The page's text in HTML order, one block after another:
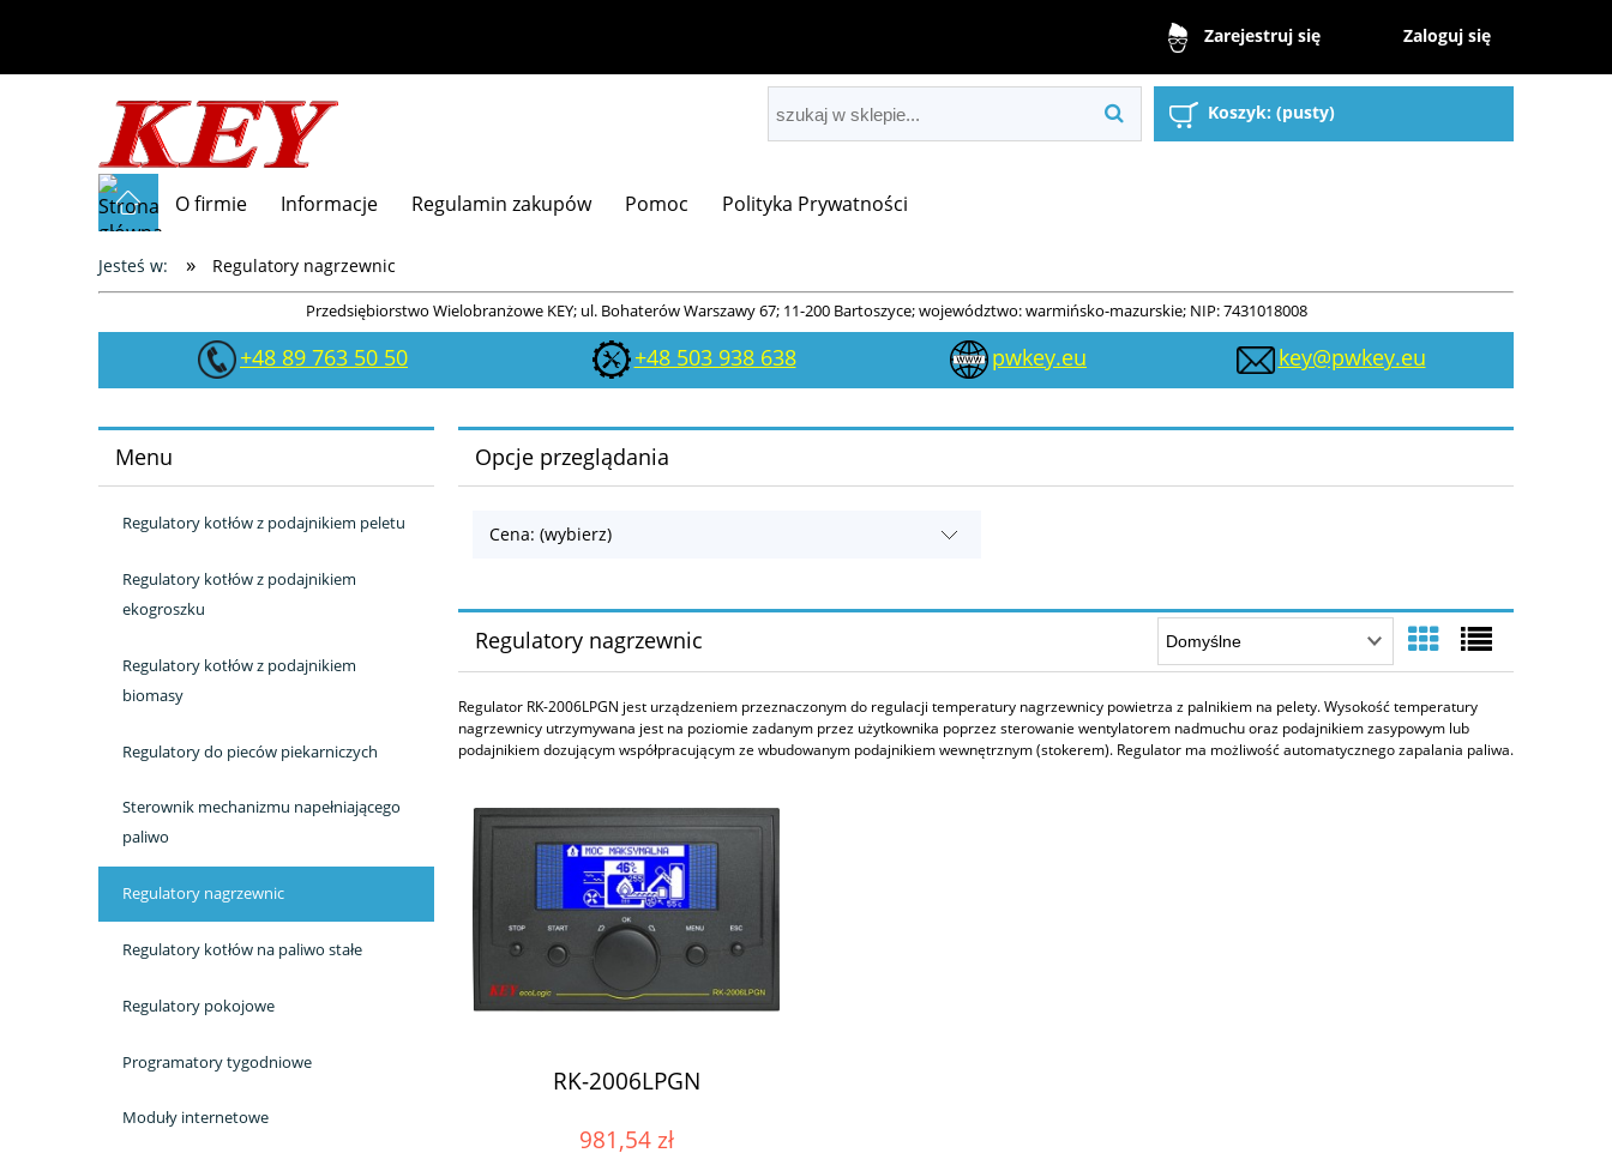
Zarejestruj się Zaloguj się
Koszyk: (pusty)
O firmie Informacje Regulamin zakupów Pomoc Polityka Prywatności
Jesteś w: » Regulatory nagrzewnic
Przedsiębiorstwo Wielobranżowe KEY; ul. Bohaterów Warszawy 67; 11-200 Bartoszyce; województwo: warmińsko-mazurskie; NIP: 7431018008
+48 89 763 50 50 +48 503 938 638 pwkey.eu key@pwkey.eu
Menu
Regulatory kotłów z podajnikiem peletu
Regulatory kotłów z podajnikiem
ekogroszku
Regulatory kotłów z podajnikiem
biomasy
Regulatory do pieców piekarniczych
Sterownik mechanizmu napełniającego
paliwo
Regulatory nagrzewnic
Regulatory kotłów na paliwo stałe
Regulatory pokojowe
Programatory tygodniowe
Moduły internetowe
Opcje przeglądania
Cena: (wybierz)
Regulatory nagrzewnic
Regulator RK-2006LPGN jest urządzeniem przeznaczonym do regulacji temperatury nagrzewnicy powietrza z palnikiem na pelety. Wysokość temperatury
nagrzewnicy utrzymywana jest na poziomie zadanym przez użytkownika poprzez sterowanie wentylatorem nadmuchu oraz podajnikiem zasypowym lub
podajnikiem dozującym współpracującym ze wbudowanym podajnikiem wewnętrznym (stokerem). Regulator ma możliwość automatycznego zapalania paliwa.
RK-2006LPGN
981,54 zł